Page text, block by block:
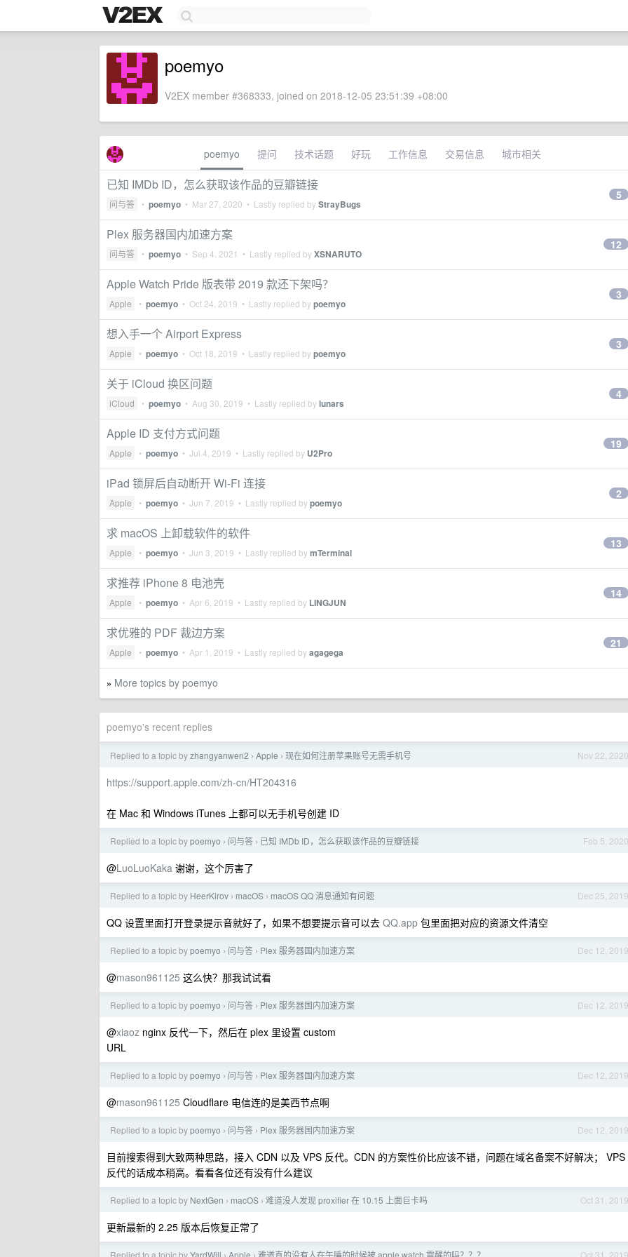
poemyo
V2EX member #368333, joined on 2018-12-05 23:51:39 +08:00
poemyo 提问 技术话题 好玩 工作信息 交易信息 城市相关
已知 IMDb ID，怎么获取该作品的豆瓣链接
问与答 • poemyo • Mar 27, 2020 • Lastly replied byStrayBugs
5
Plex 服务器国内加速方案
问与答 • poemyo • Sep 4, 2021 • Lastly replied byXSNARUTO
12
Apple Watch Pride 版表带 2019 款还下架吗？
Apple • poemyo • Oct 24, 2019 • Lastly replied bypoemyo
3
想入手一个 Airport Express
Apple • poemyo • Oct 18, 2019 • Lastly replied bypoemyo
3
关于 iCloud 换区问题
iCloud • poemyo • Aug 30, 2019 • Lastly replied bylunars
4
Apple ID 支付方式问题
Apple • poemyo • Jul 4, 2019 • Lastly replied by U2Pro
19
iPad 锁屏后自动断开 Wi-Fi 连接
Apple • poemyo • Jun 7, 2019 • Lastly replied bypoemyo
2
求 macOS 上卸载软件的软件
Apple • poemyo • Jun 3, 2019 • Lastly replied bymTerminal
13
求推荐 iPhone 8 电池壳
Apple • poemyo • Apr 6, 2019 • Lastly replied by LINGJUN
14
求优雅的 PDF 裁边方案
Apple • poemyo • Apr 1, 2019 • Lastly replied byagagega
21
» More topics by poemyo
poemyo's recent replies
Nov 22, 2020
Replied to a topic byzhangyanwen2 › Apple › 现在如何注册苹果账号无需手机号
https://support.apple.com/zh-cn/HT204316
在 Mac 和 Windows iTunes 上都可以无手机号创建 ID
Feb 5, 2020
Replied to a topic bypoemyo › 问与答 › 已知 IMDb ID，怎么获取该作品的豆瓣链接
@LuoLuoKaka 谢谢，这个厉害了
Dec 25, 2019
Replied to a topic by HeerKirov › macOS › macOS QQ 消息通知有问题
QQ 设置里面打开登录提示音就好了，如果不想要提示音可以去 QQ.app 包里面把对应的资源文件清空
Dec 12, 2019
Replied to a topic bypoemyo › 问与答 › Plex 服务器国内加速方案
@mason961125 这么快？那我试试看
Dec 12, 2019
Replied to a topic bypoemyo › 问与答 › Plex 服务器国内加速方案
@xiaoz nginx 反代一下，然后在 plex 里设置 custom
URL
Dec 12, 2019
Replied to a topic bypoemyo › 问与答 › Plex 服务器国内加速方案
@mason961125 Cloudflare 电信连的是美西节点啊
Dec 12, 2019
Replied to a topic bypoemyo › 问与答 › Plex 服务器国内加速方案
目前搜索得到大致两种思路，接入 CDN 以及 VPS 反代。CDN 的方案性价比应该不错，问题在域名备案不好解决； VPS
反代的话成本稍高。看看各位还有没有什么建议
Oct 31, 2019
Replied to a topic by NextGen › macOS › 难道没人发现 proxifier 在 10.15 上面巨卡吗
更新最新的 2.25 版本后恢复正常了
Oct 31, 2019
Replied to a topic byYardWill Apple 难道真的没有人在午睡的时候被 apple watch 震醒的吗？？？